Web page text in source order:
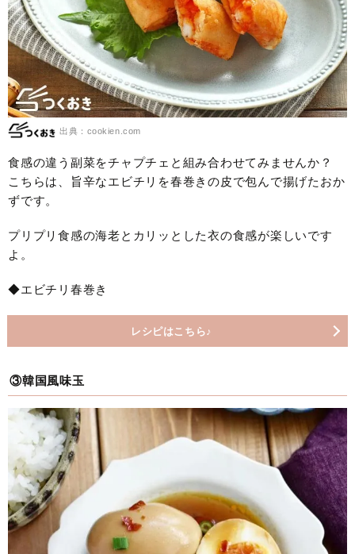
出典：cookien.com
食感の違う副菜をチャプチェと組み合わせてみませんか？
こちらは、旨辛なエビチリを春巻きの皮で包んで揚げたおか
ずです。
プリプリ食感の海老とカリッとした衣の食感が楽しいです
よ。
◆エビチリ春巻き
レシピはこちら♪
③韓国風味玉